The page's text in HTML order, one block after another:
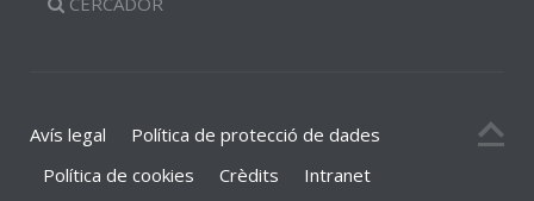
Avís legal
Política de protecció de dades
Política de cookies
Crèdits
Intranet